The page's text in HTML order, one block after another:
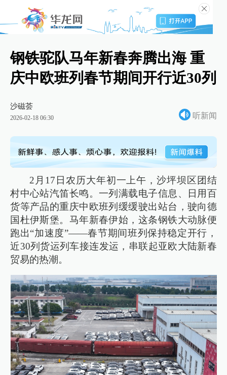
钢铁驼队马年新春奔腾出海 重
庆中欧班列春节期间开行近30列
沙磁荟
2026-02-18 06:30 听新闻
2月17日农历大年初一上午，沙坪坝区团结
村中心站汽笛长鸣。一列满载电子信息、日用百
货等产品的重庆中欧班列缓缓驶出站台，驶向德
国杜伊斯堡。马年新春伊始，这条钢铁大动脉便
跑出“加速度”——春节期间班列保持稳定开行，
近30列货运列车接连发运，串联起亚欧大陆新春
贸易的热潮。